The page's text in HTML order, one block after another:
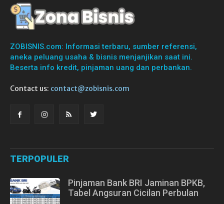
ZOBISNIS.com: Informasi terbaru, sumber referensi,
aneka peluang usaha & bisnis menjanjikan saat ini.
Beserta info kredit, pinjaman uang dan perbankan.
Contact us: contact@zobisnis.com
TERPOPULER
Pinjaman Bank BRI Jaminan BPKB,
Tabel Angsuran Cicilan Perbulan